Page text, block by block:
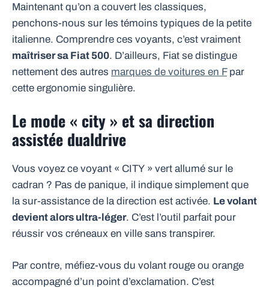
Maintenant qu’on a couvert les classiques,
penchons-nous sur les témoins typiques de la petite
italienne. Comprendre ces voyants, c’est vraiment
maîtriser sa Fiat 500. D’ailleurs, Fiat se distingue
nettement des autres marques de voitures en Fpar
cette ergonomie singulière.
Le mode « city » et sa direction
assistée dualdrive
Vous voyez ce voyant « CITY » vert allumé sur le
cadran ? Pas de panique, il indique simplement que
la sur-assistance de la direction est activée. Le volant
devient alors ultra-léger. C’est l’outil parfait pour
réussir vos créneaux en ville sans transpirer.
Par contre, méfiez-vous du volant rouge ou orange
accompagné d’un point d’exclamation. C’est